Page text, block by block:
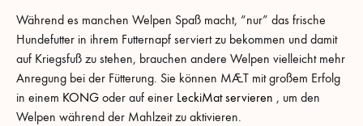
Während es manchen Welpen Spaß macht, “nur” das frische
Hundefutter in ihrem Futternapf serviert zu bekommen und damit
auf Kriegsfuß zu stehen, brauchen andere Welpen vielleicht mehr
Anregung bei der Fütterung. Sie können MÆT mit großem Erfolg
in einem KONG oder auf einer LeckiMat servieren , um den
Welpen während der Mahlzeit zu aktivieren.